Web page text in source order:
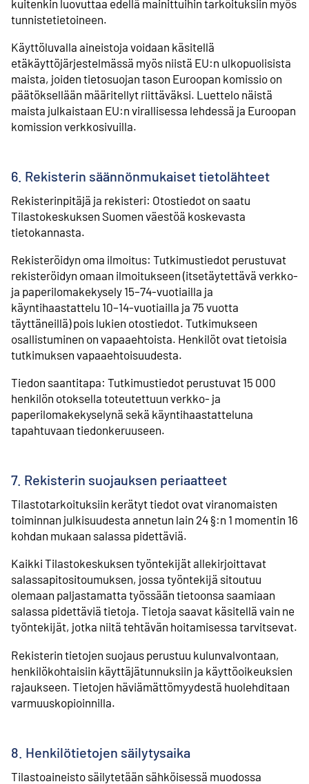
kuitenkin luovuttaa edellä mainittuihin tarkoituksiin myös
tunnistetietoineen.
Käyttöluvalla aineistoja voidaan käsitellä
etäkäyttöjärjestelmässä myös niistä EU:n ulkopuolisista
maista, joiden tietosuojan tason Euroopan komissio on
päätöksellään määritellyt riittäväksi. Luettelo näistä
maista julkaistaan EU:n virallisessa lehdessä ja Euroopan
komission verkkosivuilla.
6. Rekisterin säännönmukaiset tietolähteet
Rekisterinpitäjä ja rekisteri: Otostiedot on saatu
Tilastokeskuksen Suomen väestöä koskevasta
tietokannasta.
Rekisteröidyn oma ilmoitus: Tutkimustiedot perustuvat
rekisteröidyn omaan ilmoitukseen (itsetäytettävä verkko-
ja paperilomakekysely 15–74-vuotiailla ja
käyntihaastattelu 10–14-vuotiailla ja 75 vuotta
täyttäneillä) pois lukien otostiedot. Tutkimukseen
osallistuminen on vapaaehtoista. Henkilöt ovat tietoisia
tutkimuksen vapaaehtoisuudesta.
Tiedon saantitapa: Tutkimustiedot perustuvat 15 000
henkilön otoksella toteutettuun verkko- ja
paperilomakekyselynä sekä käyntihaastatteluna
tapahtuvaan tiedonkeruuseen.
7. Rekisterin suojauksen periaatteet
Tilastotarkoituksiin kerätyt tiedot ovat viranomaisten
toiminnan julkisuudesta annetun lain 24 §:n 1 momentin 16
kohdan mukaan salassa pidettäviä.
Kaikki Tilastokeskuksen työntekijät allekirjoittavat
salassapitositoumuksen, jossa työntekijä sitoutuu
olemaan paljastamatta työssään tietoonsa saamiaan
salassa pidettäviä tietoja. Tietoja saavat käsitellä vain ne
työntekijät, jotka niitä tehtävän hoitamisessa tarvitsevat.
Rekisterin tietojen suojaus perustuu kulunvalvontaan,
henkilökohtaisiin käyttäjätunnuksiin ja käyttöoikeuksien
rajaukseen. Tietojen häviämättömyydestä huolehditaan
varmuuskopioinnilla.
8. Henkilötietojen säilytysaika
Tilastoaineisto säilytetään sähköisessä muodossa